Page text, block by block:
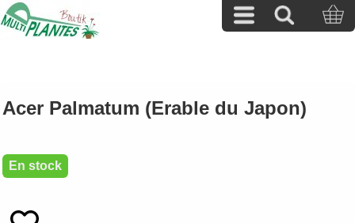
Acer Palmatum (Erable du Japon)
En stock